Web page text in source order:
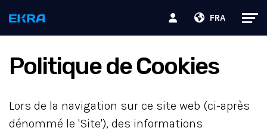
FRA
Politique de Cookies
Lors de la navigation sur ce site web (ci-après
dénommé le 'Site'), des informations